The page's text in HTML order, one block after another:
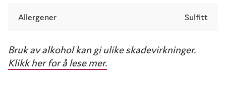
Allergener Sulfitt
Bruk av alkohol kan gi ulike skadevirkninger.
Klikk her for å lese mer.